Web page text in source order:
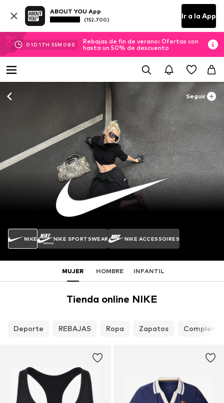
ABOUT YOU App
(152.700) Ir a la App
01D 17H 55M 06 S
Rebajas de fin de verano: Ofertas con
hasta un 50% de descuento
Seguir
NIKE NIKE SPORTSWEAR NIKE ACCESSOIRES
MUJER HOMBRE INFANTIL
Tienda online NIKE
Deporte REBAJAS Ropa Zapatos